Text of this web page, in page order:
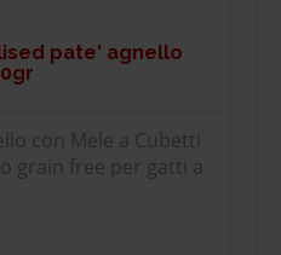
pate' agnello
con Mele a Cubetti
grain free per gatti a